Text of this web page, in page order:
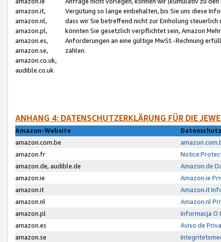
amazon.it,
amazon.nl,
amazon.pl,
amazon.es,
amazon.se,
amazon.co.uk,
audible.co.uk
Vergütung so lange einbehalten, bis Sie uns diese
dass wir Sie betreffend nicht zur Einholung
könnten Sie gesetzlich verpflichtet sein, Amazon
Anforderungen an eine gültige MwSt.-Rechnung
zahlen.
ANHANG 4: DATENSCHUTZERKLÄRUNG FÜR DIE
Amazon-Website
amazon.com.be
amazon.fr
amazon.de, audible.de
Amazon.de
amazon.ie
Amazon.ie
amazon.it
Amazon.it
amazon.nl
Amazon.nl
amazon.pl
Informacja O
amazon.es
Aviso de
amazon.se